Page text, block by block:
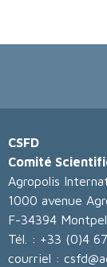
CSFD
Comité
Agropolis
1000 avenue
F-34394
Tél. : +33 (0)4
courriel :